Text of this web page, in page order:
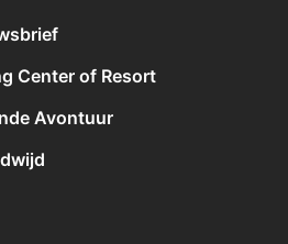
Center of Resort
Avontuur